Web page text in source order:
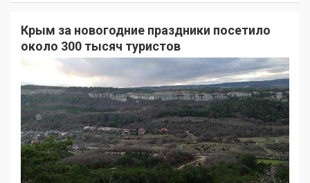
Крым за новогодние праздники посетило
около 300 тысяч туристов